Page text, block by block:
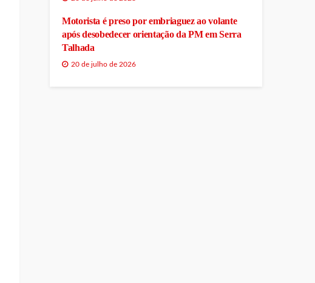
Motorista é preso por embriaguez ao volante
após desobedecer orientação da PM em Serra
Talhada
20 de julho de 2026